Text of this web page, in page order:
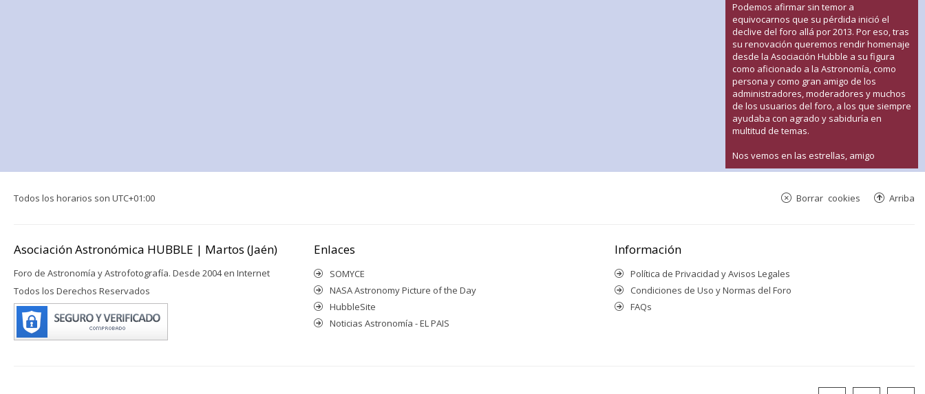
Podemos afirmar sin temor a
equivocarnos que su pérdida inició el
declive del foro allá por 2013. Por eso, tras
su renovación queremos rendir homenaje
desde la Asociación Hubble a su figura
como aficionado a la Astronomía, como
persona y como gran amigo de los
administradores, moderadores y muchos
de los usuarios del foro, a los que siempre
ayudaba con agrado y sabiduría en
multitud de temas.
Nos vemos en las estrellas, amigo
Todos los horarios son UTC+01:00 Arriba
Borrar cookies
Asociación Astronómica HUBBLE | Martos (Jaén)
Foro de Astronomía y Astrofotografía. Desde 2004 en Internet
Todos los Derechos Reservados
Enlaces
SOMYCE
NASA Astronomy Picture of the Day
HubbleSite
Noticias Astronomía - EL PAIS
Información
Política de Privacidad y Avisos Legales
Condiciones de Uso y Normas del Foro
FAQs